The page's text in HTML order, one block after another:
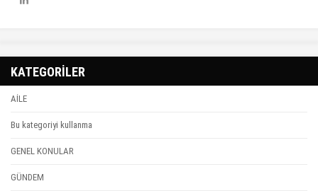
KATEGORİLER
AİLE
Bu kategoriyi kullanma
GENEL KONULAR
GÜNDEM